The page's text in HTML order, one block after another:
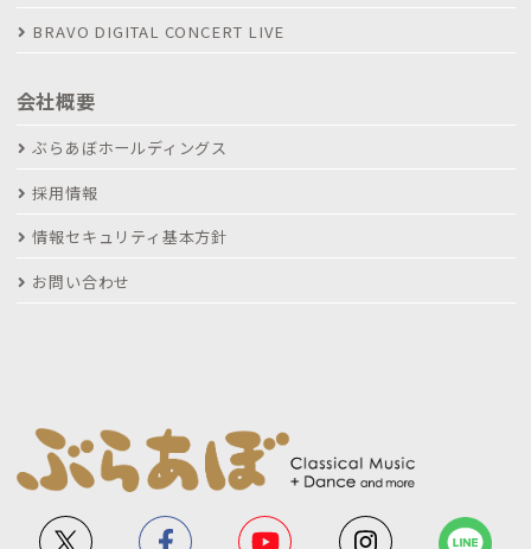
BRAVO DIGITAL CONCERT LIVE
会社概要
ぶらあぼホールディングス
採用情報
情報セキュリティ基本方針
お問い合わせ